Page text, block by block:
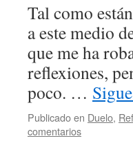
Tal como
a este medio
que me ha
reflexiones,
poco. …
Publicado en Duelo,
comentarios